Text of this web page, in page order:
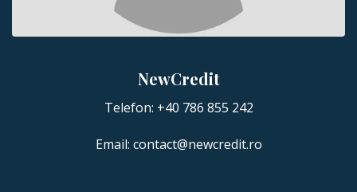
NewCredit
Telefon: +40 786 855 242
Email: contact@newcredit.ro